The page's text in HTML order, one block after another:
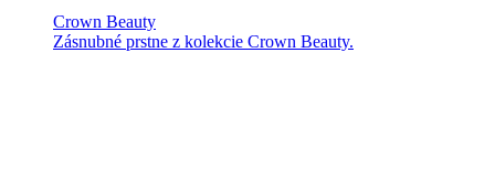
Crown Beauty
Zásnubné prstne z kolekcie Crown Beauty.